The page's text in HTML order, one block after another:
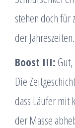
stehen doch für
der Jahreszeiten.
Boost III:
Die
dass Läufer mit
der Masse